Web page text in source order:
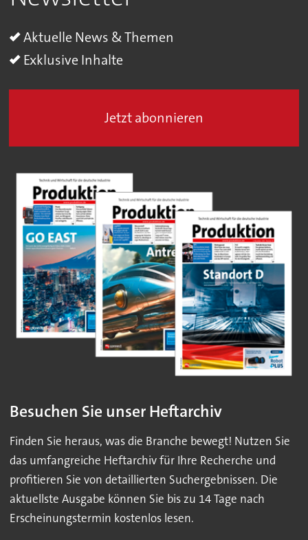
Aktuelle News & Themen
Exklusive Inhalte
Jetzt abonnieren
Besuchen Sie unser Heftarchiv
Finden Sie heraus, was die Branche bewegt! Nutzen Sie
das umfangreiche Heftarchiv für Ihre Recherche und
profitieren Sie von detaillierten Suchergebnissen. Die
aktuellste Ausgabe können Sie bis zu 14 Tage nach
Erscheinungstermin kostenlos lesen.